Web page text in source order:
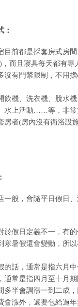
：
目前都是採套房式房間
而且寢具每天都有專
沒有門禁限制，不用
飲機、洗衣機、脫水
水上活動……等，非常
房者(房內沒有衛浴設
一般，會隨平日假日
於假日定義不一，有
寒暑假還會變動，所
的話，通常是指六月
通常是指四月至十月期
多半會調漲一到二成
會漲外，還要包給過